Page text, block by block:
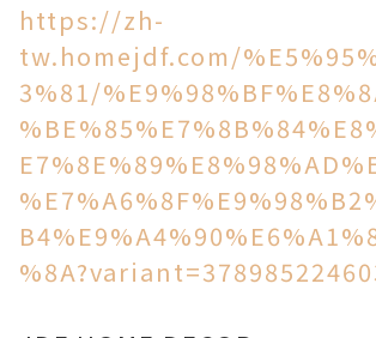
https://zh-
tw.homejdf.com/
3%81/